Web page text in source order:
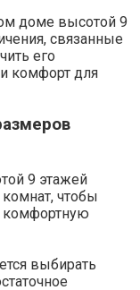
доме высотой 9
связанные
его
комфорт для
9 этажей
чтобы
комфортную
выбирать